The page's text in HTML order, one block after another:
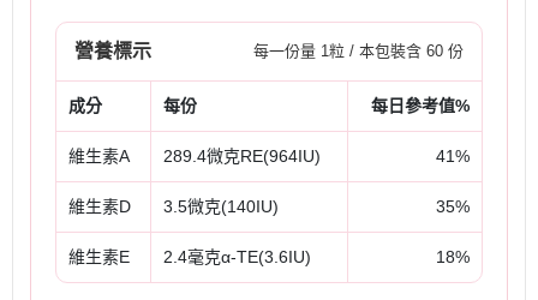
營養標示 每一份量 1粒 / 本包裝含 60 份
成分 每份 每日參考值%
維生素A 289.4微克RE(964IU) 41%
維生素D 3.5微克(140IU) 35%
維生素E 2.4毫克α-TE(3.6IU) 18%